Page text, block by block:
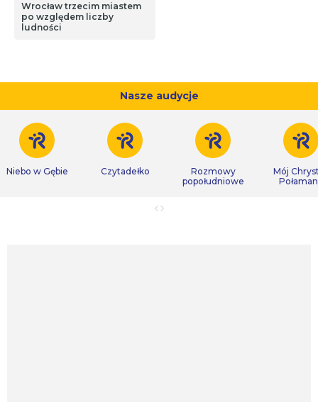
Wrocław trzecim miastem
po względem liczby
ludności
Nasze audycje
Niebo w Gębie Czytadełko
Rozmowy
popołudniowe
Mój